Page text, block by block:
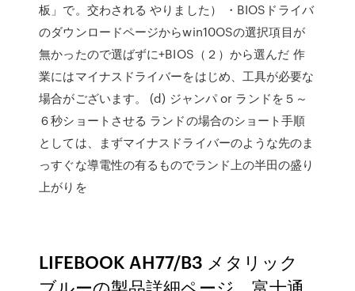
板」で。交わされる やりました） ・BIOSドライバ
のダウンロードページからwin10OSの選択項目が
無かったので選ばずに+BIOS（２）から選んだ 作
業にはマイナスドライバーをはじめ、工具が必要な
場合がございます。 (d) ジャンパ or ランドを５～
６秒ショートさせる ランドの場合のショート手順
としては、まずマイナスドライバーのような先のま
っすぐな導電性の有るものでランド上の半田の盛り
上がりを
LIFEBOOK AH77/B3 メタリック